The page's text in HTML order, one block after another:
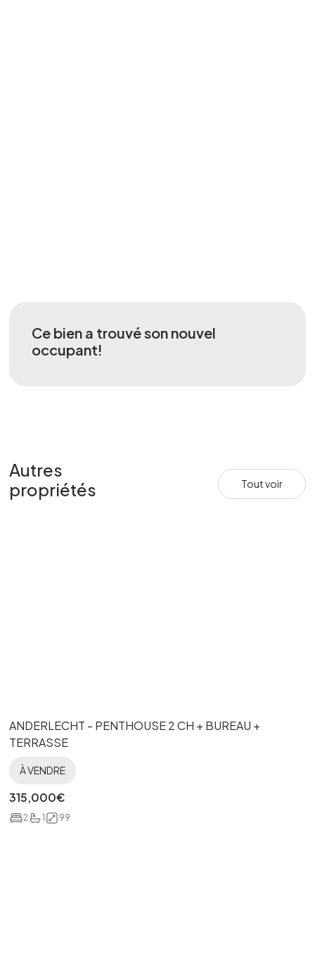
Ce bien a trouvé son nouvel
occupant!
Autres
propriétés
Tout voir
ANDERLECHT - PENTHOUSE 2 CH + BUREAU +
TERRASSE
À VENDRE
315,000€
2 1 99